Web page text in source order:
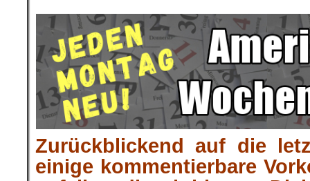
Zurückblickend auf die
einige kommentierbare